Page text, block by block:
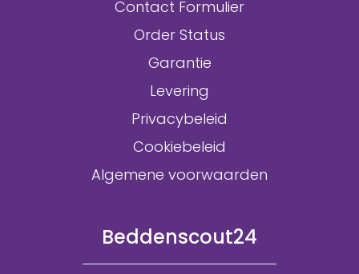
Contact Formulier
Order Status
Garantie
Levering
Privacybeleid
Cookiebeleid
Algemene voorwaarden
Beddenscout24